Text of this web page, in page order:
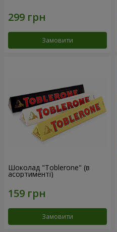
Замовити
Шоколад "Toblerone" (в
асортименті)
Замовити